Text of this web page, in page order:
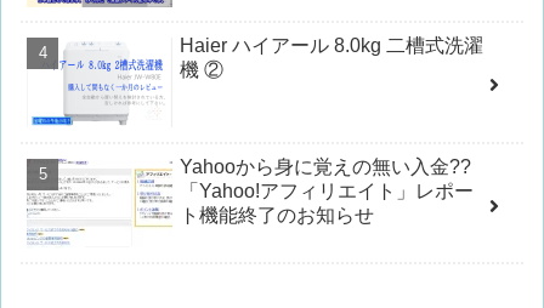
Haier ハイアール 8.0kg 二槽式洗濯
機 ②
Yahooから身に覚えの無い入金??
「Yahoo!アフィリエイト」レポー
ト機能終了のお知らせ